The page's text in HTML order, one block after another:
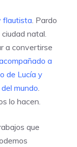
flautista . Pardo
natal.
a convertirse
a
de Lucía y
mundo
lo hacen.
que